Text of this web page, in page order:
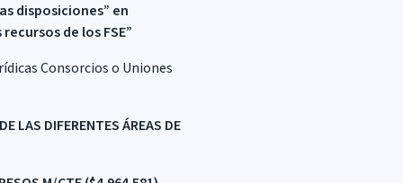
disposiciones” en
de los FSE”
Consorcios o Uniones
LAS DIFERENTES ÁREAS DE